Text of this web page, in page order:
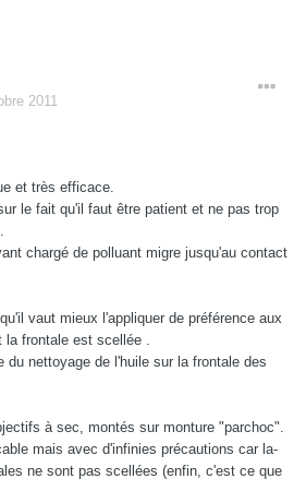
2011
et très efficace.
le fait qu'il faut être patient et ne pas trop
chargé de polluant migre jusqu'au contact
vaut mieux l'appliquer de préférence aux
frontale est scellée .
du nettoyage de l'huile sur la frontale des
à sec, montés sur monture "parchoc".
mais avec d'infinies précautions car la-
ne sont pas scellées (enfin, c'est ce que